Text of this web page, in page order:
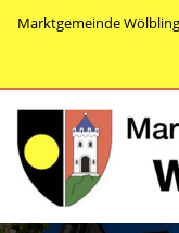
Marktgemeinde